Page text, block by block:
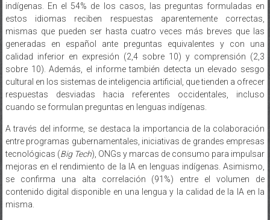
indígenas. En el 54% de los casos, las preguntas formuladas en
estos idiomas reciben respuestas aparentemente correctas,
mismas que pueden ser hasta cuatro veces más breves que las
generadas en español ante preguntas equivalentes y con una
calidad inferior en expresión (2,4 sobre 10) y comprensión (2,3
sobre 10). Además, el informe también detecta un elevado sesgo
cultural en los sistemas de inteligencia artificial, que tienden a ofrecer
respuestas desviadas hacia referentes occidentales, incluso
cuando se formulan preguntas en lenguas indígenas.
A través del informe, se destaca la importancia de la colaboración
entre programas gubernamentales, iniciativas de grandes empresas
tecnológicas (Big Tech), ONGs y marcas de consumo para impulsar
mejoras en el rendimiento de la IA en lenguas indígenas. Asimismo,
se confirma una alta correlación (91%) entre el volumen de
contenido digital disponible en una lengua y la calidad de la IA en la
misma.